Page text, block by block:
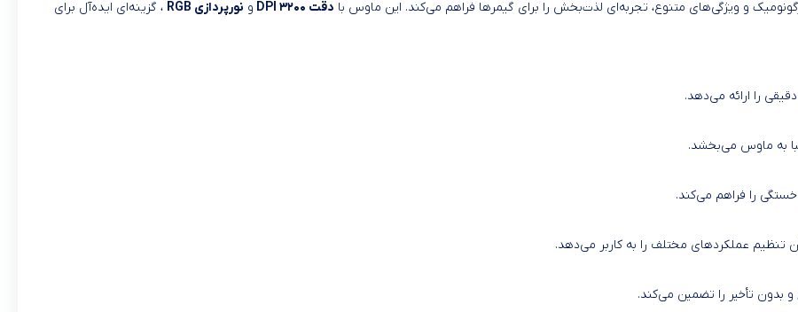
و ویژگی‌های متنوع، تجربه‌ای لذت‌بخش را برای گیمرها فراهم می‌کند. این ماوس با دقت ۳۲۰۰ DPI و نورپردازی RGB
، گزینه‌ای ایده‌آل برای
را ارائه می‌دهد.
را فراهم می‌کند.
تنظیم عملکردهای مختلف را به کاربر می‌دهد.
بدون تأخیر را تضمین می‌کند.